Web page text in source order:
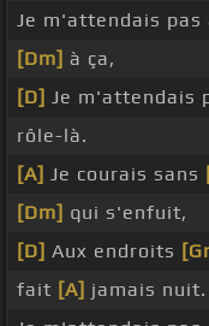
Je m'attendais pas
[Dm] à ça,
[D] Je m'attendais
rôle-là.
[A] Je courais sans
[Dm] qui s'enfuit,
[D] Aux endroits
fait [A] jamais nuit.